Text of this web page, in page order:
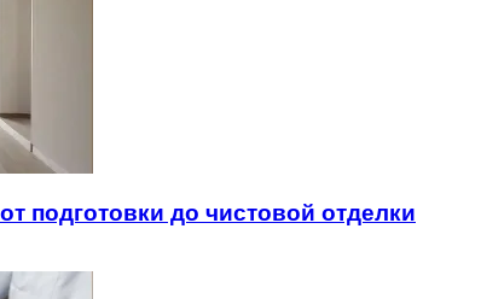
подготовки до чистовой отделки